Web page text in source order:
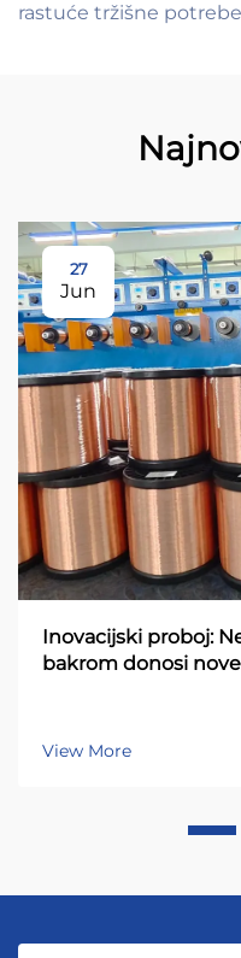
rastuće tržišne
27
Jun
Inovacijski proboj:
bakrom donosi
View More